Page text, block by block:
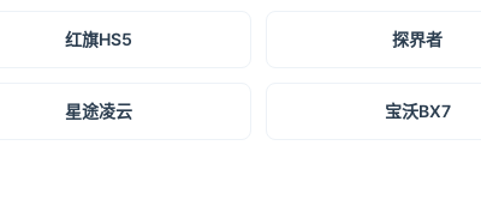
红旗HS5 探界者
星途凌云 宝沃BX7